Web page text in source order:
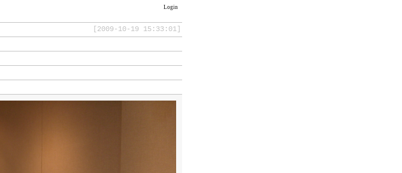
Login
[2009-10-19 15:33:01]